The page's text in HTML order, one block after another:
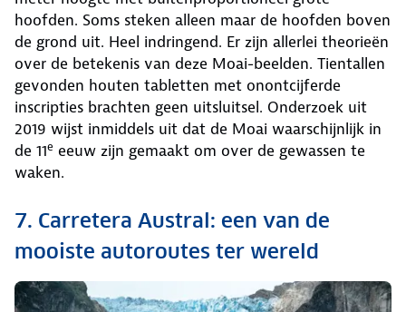
hoofden. Soms steken alleen maar de hoofden boven
de grond uit. Heel indringend. Er zijn allerlei theorieën
over de betekenis van deze Moai-beelden. Tientallen
gevonden houten tabletten met onontcijferde
inscripties brachten geen uitsluitsel. Onderzoek uit
2019 wijst inmiddels uit dat de Moai waarschijnlijk in
de 11e eeuw zijn gemaakt om over de gewassen te
waken.
7. Carretera Austral: een van de
mooiste autoroutes ter wereld